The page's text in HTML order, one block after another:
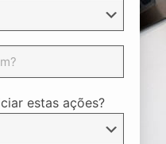
estas ações?